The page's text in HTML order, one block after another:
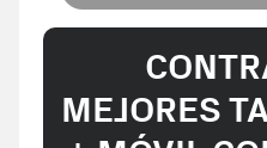
MEJORES